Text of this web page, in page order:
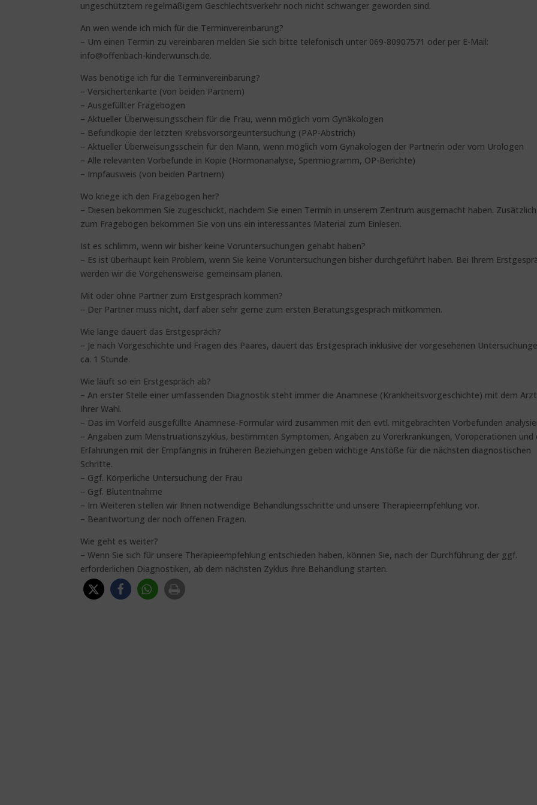
ungeschütztem regelmäßigem Geschlechtsverkehr noch nicht schwanger geworden sind.
An wen wende ich mich für die Terminvereinbarung?
– Um einen Termin zu vereinbaren melden Sie sich bitte telefonisch unter 069-80907571 oder per E-Mail:
info@offenbach-kinderwunsch.de.
Was benötige ich für die Terminvereinbarung?
– Versichertenkarte (von beiden Partnern)
– Ausgefüllter Fragebogen
– Aktueller Überweisungsschein für die Frau, wenn möglich vom Gynäkologen
– Befundkopie der letzten Krebsvorsorgeuntersuchung (PAP-Abstrich)
– Aktueller Überweisungsschein für den Mann, wenn möglich vom Gynäkologen der Partnerin oder vom Urologen
– Alle relevanten Vorbefunde in Kopie (Hormonanalyse, Spermiogramm, OP-Berichte)
– Impfausweis (von beiden Partnern)
Wo kriege ich den Fragebogen her?
– Diesen bekommen Sie zugeschickt, nachdem Sie einen Termin in unserem Zentrum ausgemacht haben. Zusätzlich
zum Fragebogen bekommen Sie von uns ein interessantes Material zum Einlesen.
Ist es schlimm, wenn wir bisher keine Voruntersuchungen gehabt haben?
– Es ist überhaupt kein Problem, wenn Sie keine Voruntersuchungen bisher durchgeführt haben. Bei Ihrem
werden wir die Vorgehensweise gemeinsam planen.
Mit oder ohne Partner zum Erstgespräch kommen?
– Der Partner muss nicht, darf aber sehr gerne zum ersten Beratungsgespräch mitkommen.
Wie lange dauert das Erstgespräch?
– Je nach Vorgeschichte und Fragen des Paares, dauert das Erstgespräch inklusive der vorgesehenen
ca. 1 Stunde.
Wie läuft so ein Erstgespräch ab?
– An erster Stelle einer umfassenden Diagnostik steht immer die Anamnese (Krankheitsvorgeschichte) mit dem Arzt
Ihrer Wahl.
– Das im Vorfeld ausgefüllte Anamnese-Formular wird zusammen mit den evtl. mitgebrachten Vorbefunden
– Angaben zum Menstruationszyklus, bestimmten Symptomen, Angaben zu Vorerkrankungen, Voroperationen und
Erfahrungen mit der Empfängnis in früheren Beziehungen geben wichtige Anstöße für die nächsten diagnostischen
Schritte.
– Ggf. Körperliche Untersuchung der Frau
– Ggf. Blutentnahme
– Im Weiteren stellen wir Ihnen notwendige Behandlungsschritte und unsere Therapieempfehlung vor.
– Beantwortung der noch offenen Fragen.
Wie geht es weiter?
– Wenn Sie sich für unsere Therapieempfehlung entschieden haben, können Sie, nach der Durchführung der ggf.
erforderlichen Diagnostiken, ab dem nächsten Zyklus Ihre Behandlung starten.